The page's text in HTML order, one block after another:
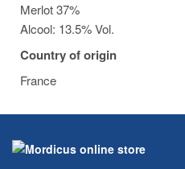
Merlot 37%
Alcool: 13.5% Vol.
Country of origin
France